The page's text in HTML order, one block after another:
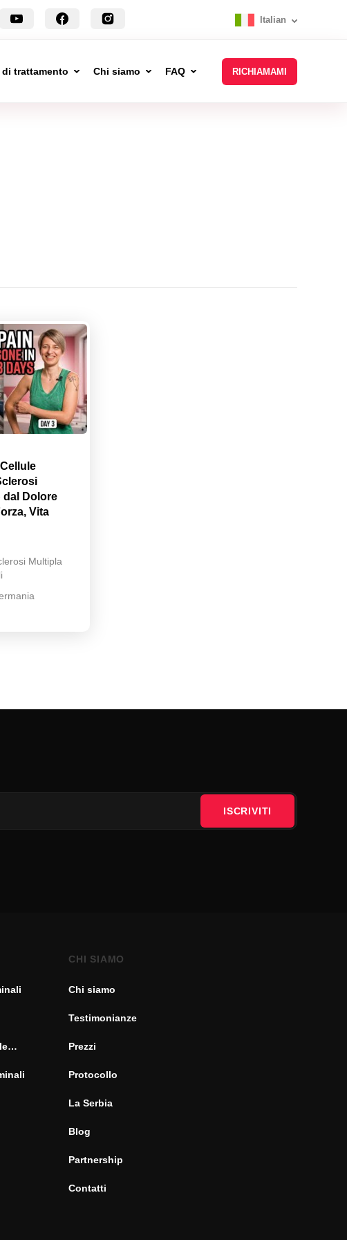
Italian
di trattamento Chi siamo FAQ RICHIAMAMI
dal Dolore
Vita
Multipla
ISCRIVITI
CHI SIAMO
Chi siamo
Testimonianze
Prezzi
Protocollo
La Serbia
Blog
Partnership
Contatti